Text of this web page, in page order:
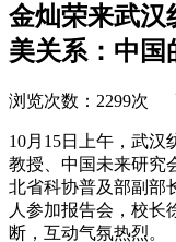
金灿荣来武汉
美关系：中国
浏览次数：2299次
10月15日上午，武汉
教授、中国未来研究
北省科协普及部副部
人参加报告会，校长
断，互动气氛热烈。